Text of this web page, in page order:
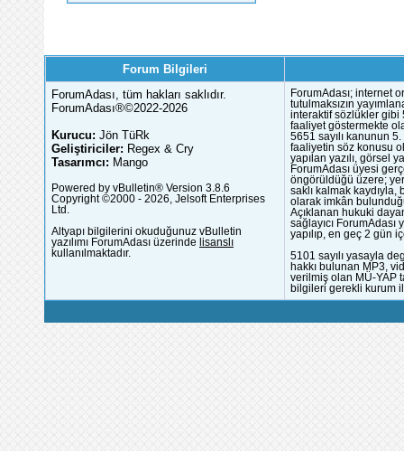
Forum Bilgileri
ForumAdası, tüm hakları saklıdır.
ForumAdası®©2022-2026
Kurucu: Jön TüRk
Geliştiriciler: Regex & Cry
Tasarımcı: Mango
Powered by vBulletin® Version 3.8.6
Copyright ©2000 - 2026, Jelsoft Enterprises
Ltd.
Altyapı bilgilerini okuduğunuz vBulletin
yazılımı ForumAdası üzerinde lisanslı
kullanılmaktadır.
ForumAdası; internet
tutulmaksızın
interaktif sözlükler gibi
faaliyet göstermekte
5651 sayılı kanunun
faaliyetin söz konusu
yapılan yazılı, görsel
ForumAdası üyesi
öngörüldüğü üzere;
saklı kalmak
olarak imkân
Açıklanan hukuki
sağlayıcı
yapılıp, en geç 2 gün
5101 sayılı yasayla
hakkı bulunan MP3,
verilmiş olan MÜ-YAP
bilgileri gerekli kurum